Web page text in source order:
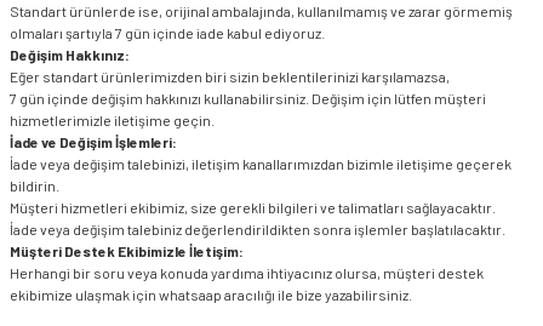
Standart ürünlerde ise, orijinal ambalajında, kullanılmamış ve zarar görmemiş
olmaları şartıyla 7 gün içinde iade kabul ediyoruz.
Değişim Hakkınız:
Eğer standart ürünlerimizden biri sizin beklentilerinizi karşılamazsa,
7 gün içinde değişim hakkınızı kullanabilirsiniz. Değişim için lütfen müşteri
hizmetlerimizle iletişime geçin.
İade ve Değişim İşlemleri:
İade veya değişim talebinizi, iletişim kanallarımızdan bizimle iletişime geçerek
bildirin.
Müşteri hizmetleri ekibimiz, size gerekli bilgileri ve talimatları sağlayacaktır.
İade veya değişim talebiniz değerlendirildikten sonra işlemler başlatılacaktır.
Müşteri Destek Ekibimizle İletişim:
Herhangi bir soru veya konuda yardıma ihtiyacınız olursa, müşteri destek
ekibimize ulaşmak için whatsaap aracılığı ile bize yazabilirsiniz.